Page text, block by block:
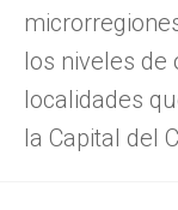
los niveles de
localidades
la Capital del